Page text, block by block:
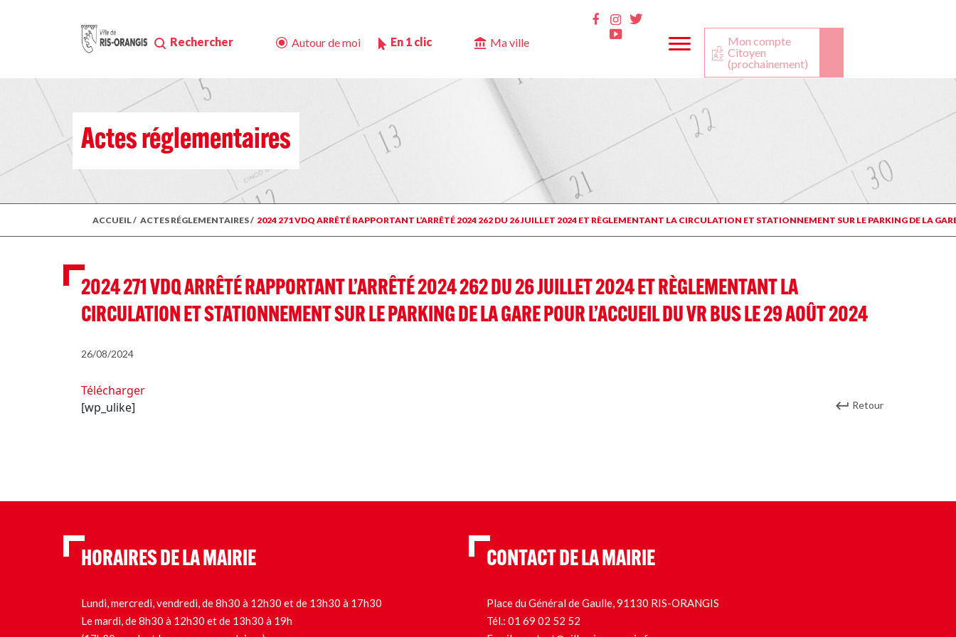
Rechercher Autour de moi En 1 clic Ma ville
Facebook
InstaTwitter
Youtube
Mon compte
Citoyen
(prochainement)
Actes réglementaires
ACCUEIL/ ACTES RÉGLEMENTAIRES/ 2024 271 VDQ ARRÊTÉ RAPPORTANT L’ARRÊTÉ 2024 262 DU 26 JUILLET 2024 ET RÈGLEMENTANT LA CIRCULATION ET STATIONNEMENT SUR LE PARKING DE LA
2024 271 VDQ ARRÊTÉ RAPPORTANT L’ARRÊTÉ 2024 262 DU 26 JUILLET 2024 ET RÈGLEMENTANT LA
CIRCULATION ET STATIONNEMENT SUR LE PARKING DE LA GARE POUR L’ACCUEIL DU VR BUS LE 29 AOÛT 2024
26/08/2024
Télécharger
[wp_ulike]
Retour
HORAIRES DE LA MAIRIE
Lundi, mercredi, vendredi, de 8h30 à 12h30 et de 13h30 à 17h30
Le mardi, de 8h30 à 12h30 et de 13h30 à 19h
CONTACT DE LA MAIRIE
Place du Général de Gaulle, 91130 RIS-ORANGIS
Tél.: 01 69 02 52 52